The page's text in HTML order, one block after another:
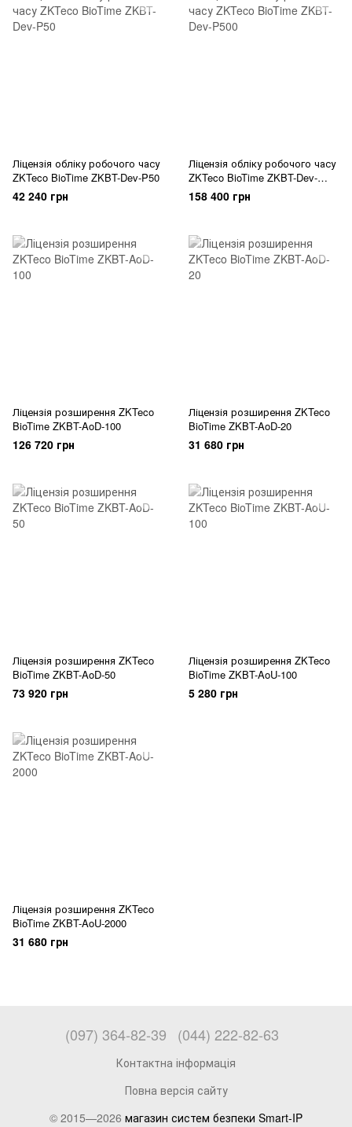
Ліцензія обліку робочого часу
ZKTeco BioTime ZKBT-Dev-P50
42 240 грн
Ліцензія обліку робочого часу
ZKTeco BioTime ZKBT-Dev-
P500
158 400 грн
Ліцензія розширення ZKTeco
BioTime ZKBT-AoD-100
126 720 грн
Ліцензія розширення ZKTeco
BioTime ZKBT-AoD-20
31 680 грн
Ліцензія розширення ZKTeco
BioTime ZKBT-AoD-50
73 920 грн
Ліцензія розширення ZKTeco
BioTime ZKBT-AoU-100
5 280 грн
Ліцензія розширення ZKTeco
BioTime ZKBT-AoU-2000
31 680 грн
(097) 364-82-39 (044) 222-82-63
Контактна інформація
Повна версія сайту
© 2015—2026 магазин систем безпеки Smart-IP